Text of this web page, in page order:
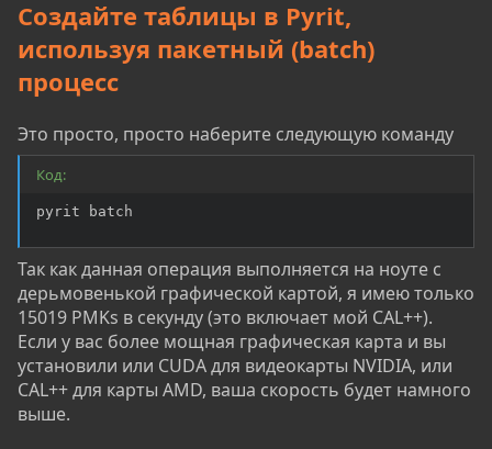
Создайте таблицы в Pyrit,
используя пакетный (batch)
процесс
Это просто, просто наберите следующую команду
Код:
pyrit batch
Так как данная операция выполняется на ноуте с
дерьмовенькой графической картой, я имею только
15019 PMKs в секунду (это включает мой CAL++).
Если у вас более мощная графическая карта и вы
установили или CUDA для видеокарты NVIDIA, или
CAL++ для карты AMD, ваша скорость будет намного
выше.